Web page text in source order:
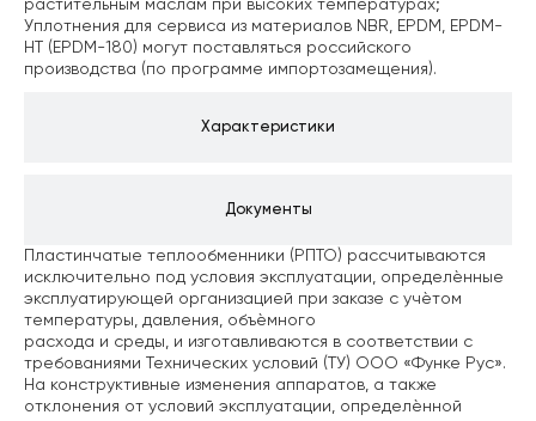
Характеристики
Документы
растительным маслам при высоких температурах;
Уплотнения для сервиса из материалов NBR, EPDM, EPDM-
HT (EPDM-180) могут поставляться российского
производства (по программе импортозамещения).
Пластинчатые теплообменники (РПТО) рассчитываются
исключительно под условия эксплуатации, определѐнные
эксплуатирующей организацией при заказе с учѐтом
температуры, давления, объѐмного
расхода и среды, и изготавливаются в соответствии с
требованиями Технических условий (ТУ) ООО «Функе Рус».
На конструктивные изменения аппаратов, а также
отклонения от условий эксплуатации, определѐнной